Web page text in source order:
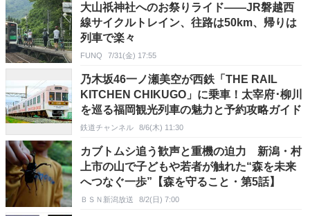
大山祇神社へのお祭りライド——JR磐越西
線サイクルトレイン、往路は50km、帰りは
列車で楽々
FUNQ 7/31(金) 17:55
乃木坂46一ノ瀬美空が西鉄「THE RAIL
KITCHEN CHIKUGO」に乗車！太宰府･柳川
を巡る福岡観光列車の魅力と予約攻略ガイド
鉄道チャンネル 8/6(木) 11:30
カブトムシ追う歓声と重機の迫力 新潟・村
上市の山で子どもや若者が触れた“森を未来
へつなぐ一歩”【森を守ること・第5話】
ＢＳＮ新潟放送 8/2(日) 7:00